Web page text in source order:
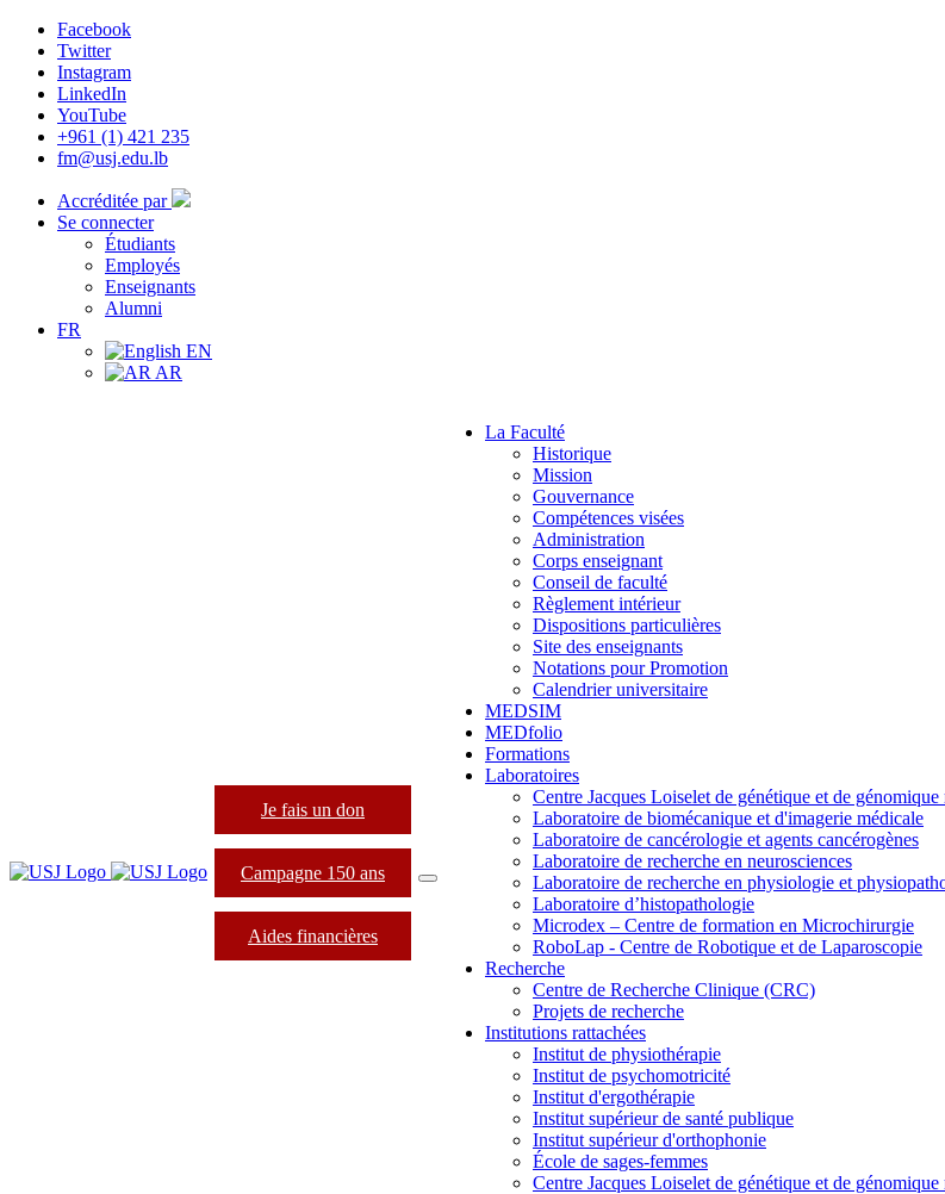
Facebook
Twitter
Instagram
LinkedIn
YouTube
+961 (1) 421 235
fm@usj.edu.lb
Accréditée par
Se connecter
Étudiants
Employés
Enseignants
Alumni
FR
EN
AR
Je fais un don
Campagne 150 ans
Aides financières
La Faculté
Historique
Mission
Gouvernance
Compétences visées
Administration
Corps enseignant
Conseil de faculté
Règlement intérieur
Dispositions particulières
Site des enseignants
Notations pour Promotion
Calendrier universitaire
MEDSIM
MEDfolio
Formations
Laboratoires
Centre Jacques Loiselet de génétique et de génomique
Laboratoire de biomécanique et d'imagerie médicale
Laboratoire de cancérologie et agents cancérogènes
Laboratoire de recherche en neurosciences
Laboratoire de recherche en physiologie et
Laboratoire d’histopathologie
Microdex – Centre de formation en Microchirurgie
RoboLap - Centre de Robotique et de Laparoscopie
Recherche
Centre de Recherche Clinique (CRC)
Projets de recherche
Institutions rattachées
Institut de physiothérapie
Institut de psychomotricité
Institut d'ergothérapie
Institut supérieur de santé publique
Institut supérieur d'orthophonie
École de sages-femmes
Centre Jacques Loiselet de génétique et de génomique